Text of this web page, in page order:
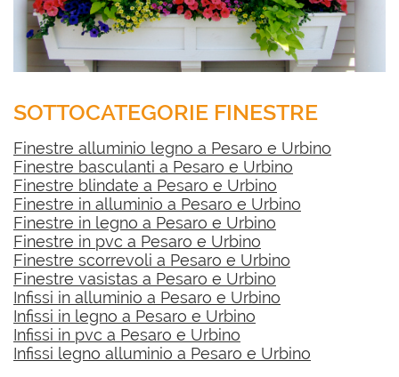
SOTTOCATEGORIE FINESTRE
Finestre alluminio legno a Pesaro e Urbino
Finestre basculanti a Pesaro e Urbino
Finestre blindate a Pesaro e Urbino
Finestre in alluminio a Pesaro e Urbino
Finestre in legno a Pesaro e Urbino
Finestre in pvc a Pesaro e Urbino
Finestre scorrevoli a Pesaro e Urbino
Finestre vasistas a Pesaro e Urbino
Infissi in alluminio a Pesaro e Urbino
Infissi in legno a Pesaro e Urbino
Infissi in pvc a Pesaro e Urbino
Infissi legno alluminio a Pesaro e Urbino